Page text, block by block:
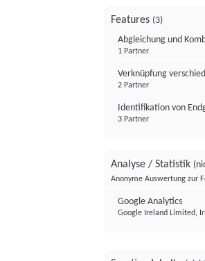
Features (3)
Abgleichung und
1 Partner
Verknüpfung
2 Partner
Identifikation von
3 Partner
Analyse / Statistik
Anonyme Auswertung zur
Google Analytics
Google Ireland Limited,